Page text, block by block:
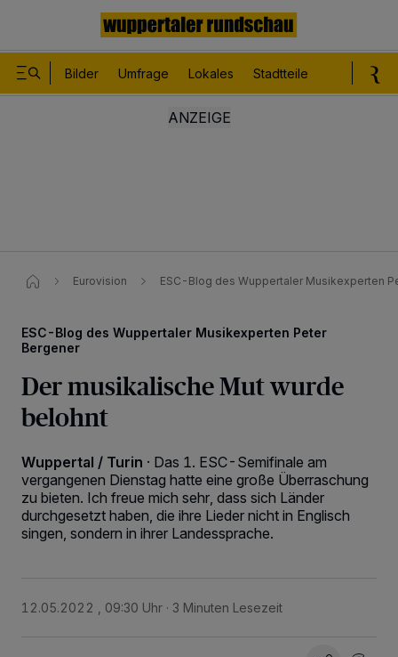
Bilder Umfrage Lokales Stadtteile
Eurovision ESC-Blog des Wuppertaler Musikexperten
ESC-Blog des Wuppertaler Musikexperten Peter
Bergener
Der musikalische Mut wurde
belohnt
Wuppertal / Turin · Das 1. ESC-Semifinale am
vergangenen Dienstag hatte eine große Überraschung
zu bieten. Ich freue mich sehr, dass sich Länder
durchgesetzt haben, die ihre Lieder nicht in Englisch
singen, sondern in ihrer Landessprache.
12.05.2022 , 09:30 Uhr 3 Minuten Lesezeit